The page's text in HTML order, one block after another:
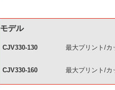
モデル
CJV330-130 最大プリント/カ
CJV330-160 最大プリント/カ